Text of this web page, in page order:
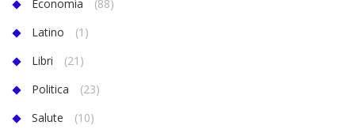
Economia
(88)
Latino
(1)
Libri
(21)
Politica
(23)
Salute
(10)